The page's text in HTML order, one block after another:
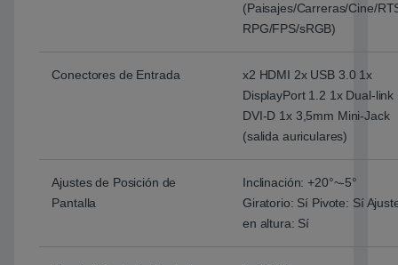
(Paisajes/Carreras/Cine/
RPG/FPS/sRGB)
Conectores de Entrada
x2 HDMI 2x USB 3.0 1x
DisplayPort 1.2 1x Dual-link
DVI-D 1x 3,5mm Mini-Jack
(salida auriculares)
Ajustes de Posición de
Pantalla
Inclinación: +20°~-5°
Giratorio: Sí Pivote: Sí
en altura: Sí